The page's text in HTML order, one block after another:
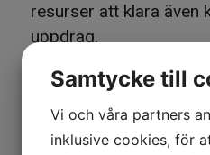
resurser att klara även
uppdrag.
Vi är den äldsta
av Kurt Lundström
Samtycke till
Vi och våra partners
inklusive cookies, för